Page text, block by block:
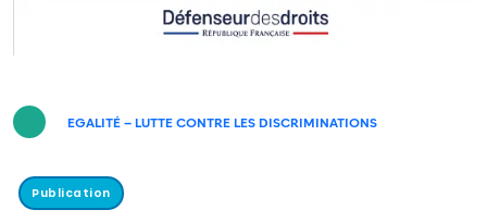
EGALITÉ – LUTTE CONTRE LES DISCRIMINATIONS
Publication